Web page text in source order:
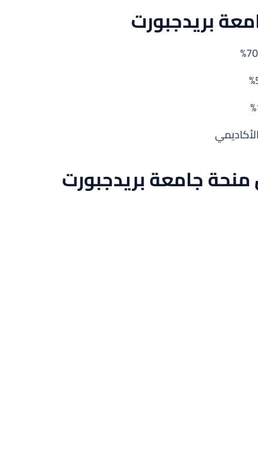
بريدجبورت
جامعة بريدجبورت